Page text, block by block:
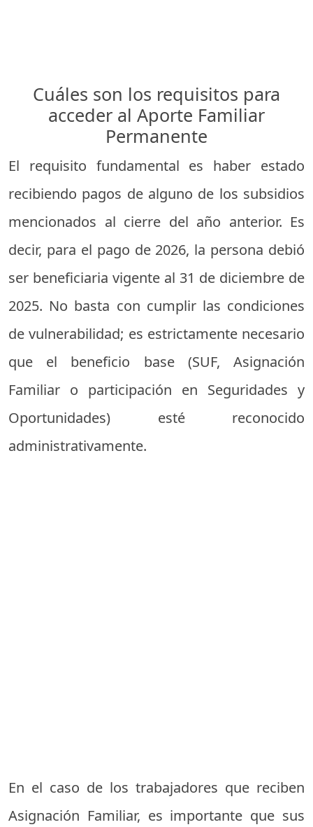
Cuáles son los requisitos para
acceder al Aporte Familiar
Permanente
El requisito fundamental es haber estado
recibiendo pagos de alguno de los subsidios
mencionados al cierre del año anterior. Es
decir, para el pago de 2026, la persona debió
ser beneficiaria vigente al 31 de diciembre de
2025. No basta con cumplir las condiciones
de vulnerabilidad; es estrictamente necesario
que el beneficio base (SUF, Asignación
Familiar o participación en Seguridades y
Oportunidades) esté reconocido
administrativamente.
En el caso de los trabajadores que reciben
Asignación Familiar, es importante que sus